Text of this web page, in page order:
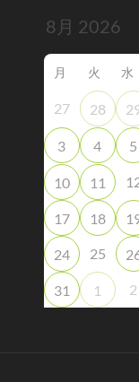
月 火 水
27 28
3 4 5
10 11
17 18
24 25
31 1 2